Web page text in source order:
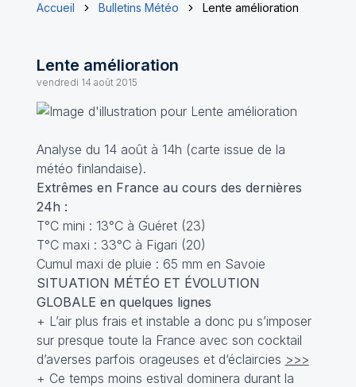
Accueil Bulletins Météo Lente amélioration
Lente amélioration
vendredi 14 août 2015
Analyse du 14 août à 14h (carte issue de la
météo finlandaise).
Extrêmes en France au cours des dernières
24h :
T°C mini : 13°C à Guéret (23)
T°C maxi : 33°C à Figari (20)
Cumul maxi de pluie : 65 mm en Savoie
SITUATION MÉTÉO ET ÉVOLUTION
GLOBALE en quelques lignes
+ L’air plus frais et instable a donc pu s’imposer
sur presque toute la France avec son cocktail
d’averses parfois orageuses et d‘éclaircies >>>
+ Ce temps moins estival dominera durant la